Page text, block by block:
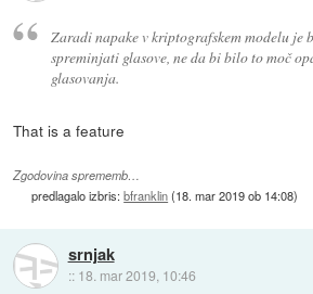
Zaradi napake v kriptografskem modelu je
spreminjati glasove, ne da bi bilo to moč
glasovanja.
That is a feature
Zgodovina sprememb…
predlagalo izbris:bfranklin(18. mar 2019 ob 14:08)
srnjak
:: 18. mar 2019, 10:46